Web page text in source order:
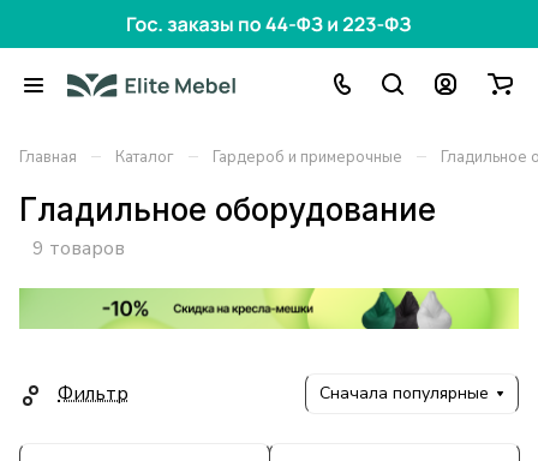
Главная – Каталог – Гардероб и примерочные – Гладильное
Гладильное оборудование
9 товаров
Фильтр Сначала популярные